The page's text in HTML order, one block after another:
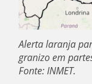
Alerta laranja
granizo em
Fonte: INMET.